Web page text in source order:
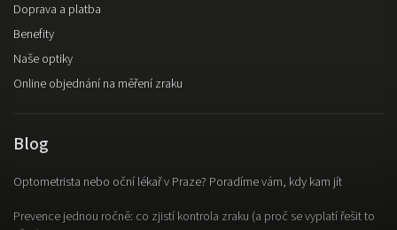
Doprava a platba
Benefity
Naše optiky
Online objednání na měření zraku
Blog
Optometrista nebo oční lékař v Praze? Poradíme vám, kdy kam jít
Prevence jednou ročně: co zjistí kontrola zraku (a proč se vyplatí řešit to